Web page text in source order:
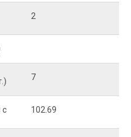
2
7
с 102.69